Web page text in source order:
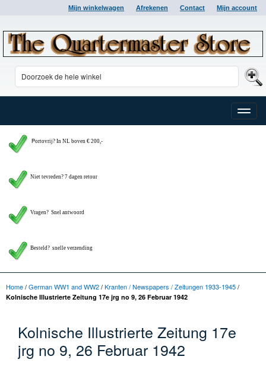
Mijn winkelwagen Afrekenen Contact Mijn account
Toggle
Portovrij? In NL boven € 200,-
Niet tevreden? 7 dagen retour
Vragen? Snel antwoord
Besteld? snelle verzending
Home/German WW1 and WW2/Kranten / Newspapers / Zeitungen 1933-1945/
Kolnische Illustrierte Zeitung 17e jrg no 9, 26 Februar 1942
Kolnische Illustrierte Zeitung 17e
jrg no 9, 26 Februar 1942